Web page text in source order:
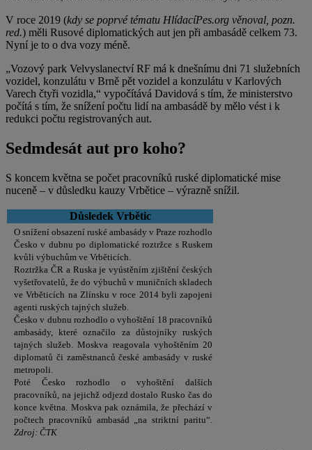
V roce 2019 (kdy se poprvé tématu HlídacíPes.org věnoval, pozn.
red.) měli Rusové diplomatických aut jen při ambasádě celkem 73.
Nyní je to o dva vozy méně.
„Vozový park Velvyslanectví RF má k dnešnímu dni 71 služebních
vozidel, konzulátu v Brně pět vozidel a konzulátu v Karlových
Varech čtyři vozidla,“ vypočítává Davidová s tím, že ministerstvo
počítá s tím, že snížení počtu lidí na ambasádě by mělo vést i k
redukci počtu registrovaných aut.
Sedmdesát aut pro koho?
S koncem května se počet pracovníků ruské diplomatické mise
nuceně – v důsledku kauzy Vrbětice – výrazně snížil.
Důsledek Vrbětic
O snížení obsazení ruské ambasády v Praze rozhodlo
Česko v dubnu po diplomatické roztržce s Ruskem
kvůli výbuchům ve Vrběticích.
Roztržka ČR a Ruska je vyústěním zjištění českých
vyšetřovatelů, že do výbuchů v muničních skladech
ve Vrběticích na Zlínsku v roce 2014 byli zapojeni
agenti ruských tajných služeb.
Česko v dubnu rozhodlo o vyhoštění 18 pracovníků
ambasády, které označilo za důstojníky ruských
tajných služeb. Moskva reagovala vyhoštěním 20
diplomatů či zaměstnanců české ambasády v ruské
metropoli.
Poté Česko rozhodlo o vyhoštění dalších
pracovníků, na jejichž odjezd dostalo Rusko čas do
konce května. Moskva pak oznámila, že přechází v
počtech pracovníků ambasád „na striktní paritu“.
Zdroj: ČTK